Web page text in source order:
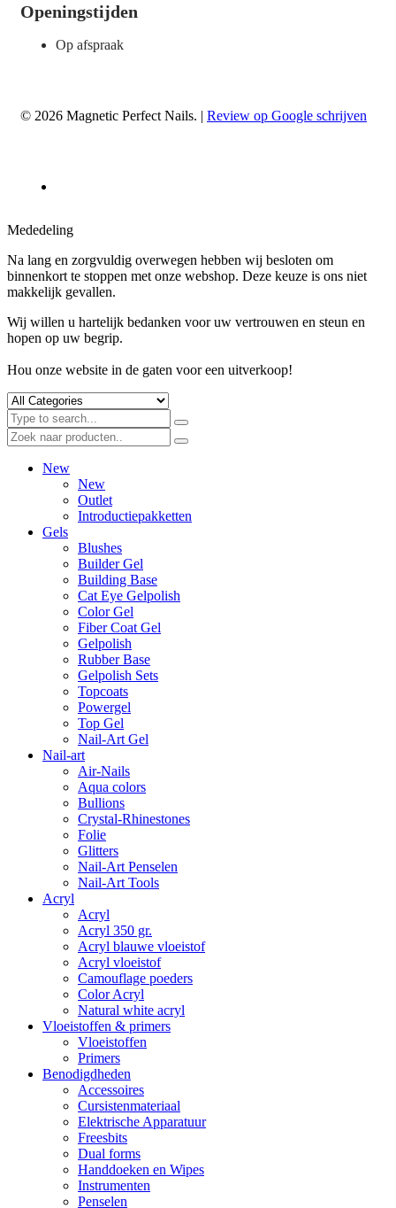
Openingstijden
Op afspraak
© 2026 Magnetic Perfect Nails. | Review op Google schrijven
Mededeling
Na lang en zorgvuldig overwegen hebben wij besloten om
binnenkort te stoppen met onze webshop. Deze keuze is ons niet
makkelijk gevallen.
Wij willen u hartelijk bedanken voor uw vertrouwen en steun en
hopen op uw begrip.
Hou onze website in de gaten voor een uitverkoop!
New
New
Outlet
Introductiepakketten
Gels
Blushes
Builder Gel
Building Base
Cat Eye Gelpolish
Color Gel
Fiber Coat Gel
Gelpolish
Rubber Base
Gelpolish Sets
Topcoats
Powergel
Top Gel
Nail-Art Gel
Nail-art
Air-Nails
Aqua colors
Bullions
Crystal-Rhinestones
Folie
Glitters
Nail-Art Penselen
Nail-Art Tools
Acryl
Acryl
Acryl 350 gr.
Acryl blauwe vloeistof
Acryl vloeistof
Camouflage poeders
Color Acryl
Natural white acryl
Vloeistoffen & primers
Vloeistoffen
Primers
Benodigdheden
Accessoires
Cursistenmateriaal
Elektrische Apparatuur
Freesbits
Dual forms
Handdoeken en Wipes
Instrumenten
Penselen